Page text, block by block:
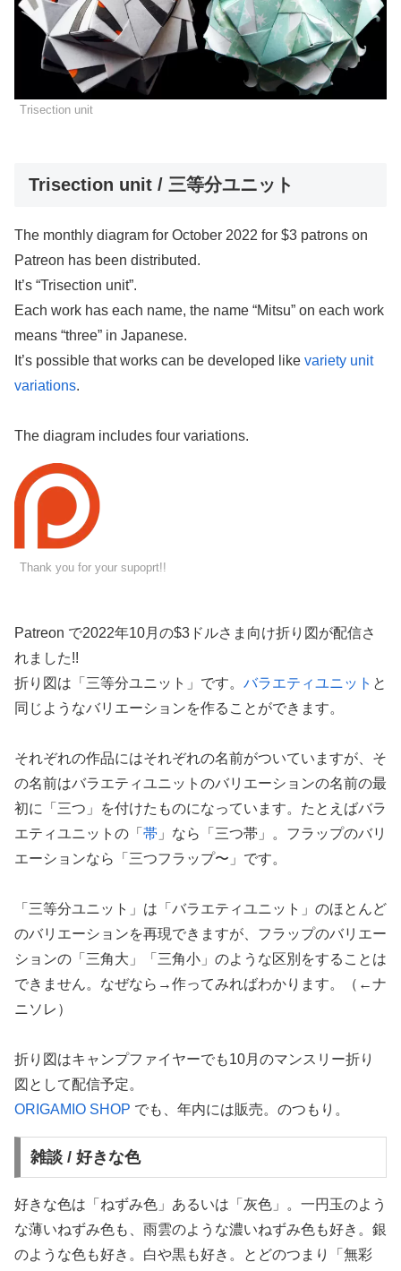
Trisection unit
Trisection unit / 三等分ユニット
The monthly diagram for October 2022 for $3 patrons on
Patreon has been distributed.
It’s “Trisection unit”.
Each work has each name, the name “Mitsu” on each work
means “three” in Japanese.
It’s possible that works can be developed like variety unit
variations.
The diagram includes four variations.
Thank you for your supoprt!!
Patreon で2022年10月の$3ドルさま向け折り図が配信さ
れました!!
折り図は「三等分ユニット」です。 バラエティユニット と
同じようなバリエーションを作ることができます。
それぞれの作品にはそれぞれの名前がついていますが、そ
の名前はバラエティユニットのバリエーションの名前の最
初に「三つ」を付けたものになっています。たとえばバラ
エティユニットの「 帯 」なら「三つ帯」。フラップのバリ
エーションなら「三つフラップ〜」です。
「三等分ユニット」は「バラエティユニット」のほとんど
のバリエーションを再現できますが、フラップのバリエー
ションの「三角大」「三角小」のような区別をすることは
できません。なぜなら→作ってみればわかります。（←ナ
ニソレ）
折り図はキャンプファイヤーでも10月のマンスリー折り
図として配信予定。
ORIGAMIO SHOP でも、年内には販売。のつもり。
雑談 / 好きな色
好きな色は「ねずみ色」あるいは「灰色」。一円玉のよう
な薄いねずみ色も、雨雲のような濃いねずみ色も好き。銀
のような色も好き。白や黒も好き。とどのつまり「無彩